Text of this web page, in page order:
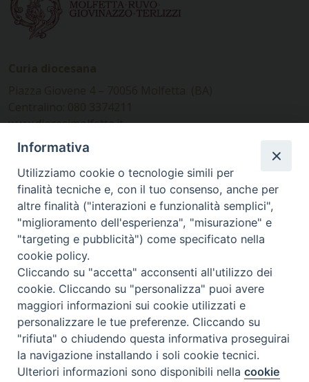
www.diocesimolfetta.it –
diocesimolfetta@pec.chiesacattolica.it
Ufficio Comunicazioni sociali
Piazza Giovene 4 – 70056 Molfetta (BA)
comunicazionisociali@diocesimolfetta.it
SEGUICI SU
Facebook
Instagram
X YouTube
Feed
Privacy Policy - trasparenza
© 2016 - 2026 Diocesi Molfetta Ruvo Giovinazzo Terlizzi
Preferenze Cookie
Informativa
Utilizziamo cookie o tecnologie simili per
finalità tecniche e, con il tuo consenso, anche per
altre finalità ("interazioni e funzionalità semplici",
"miglioramento dell'esperienza", "misurazione" e
"targeting e pubblicità") come specificato nella
cookie policy.
Cliccando su "accetta" acconsenti all'utilizzo dei
cookie. Cliccando su "personalizza" puoi avere
maggiori informazioni sui cookie utilizzati e
personalizzare le tue preferenze. Cliccando su
"rifiuta" o chiudendo questa informativa proseguirai
la navigazione installando i soli cookie tecnici.
Ulteriori informazioni sono disponibili nellacookie